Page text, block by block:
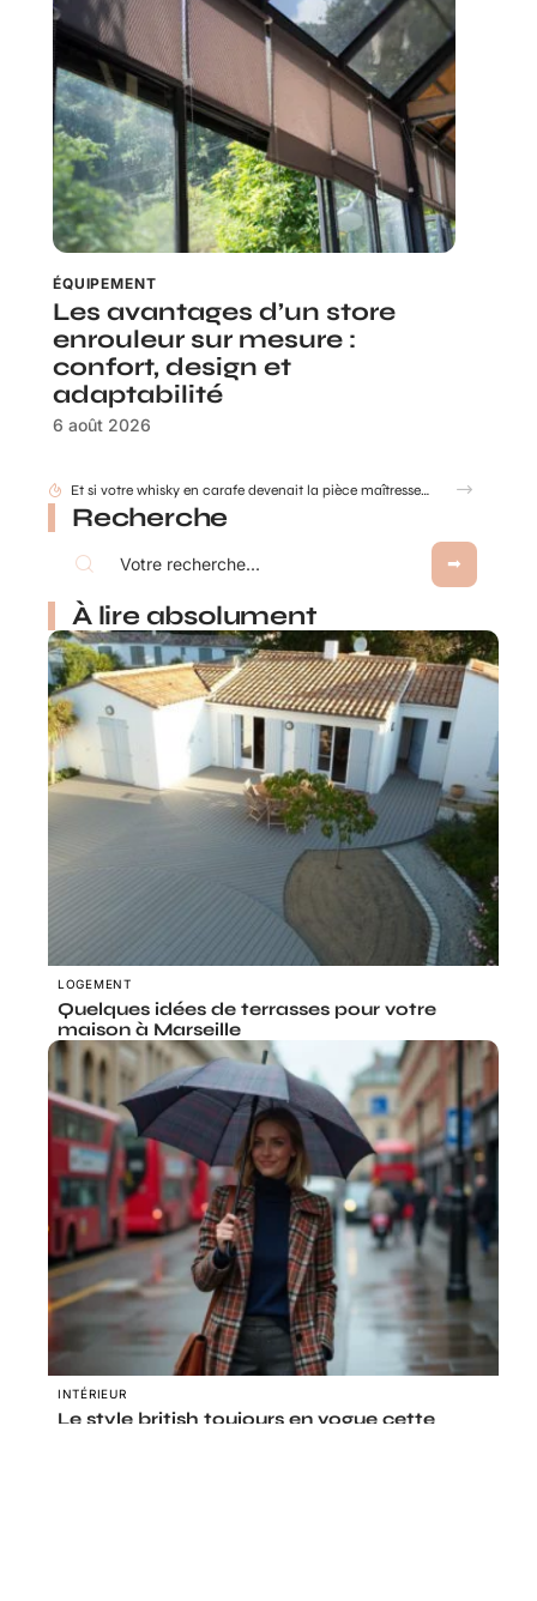
ÉQUIPEMENT
Les avantages d’un store
enrouleur sur mesure :
confort, design et
adaptabilité
6 août 2026
Et si votre whisky en carafe devenait la pièce maîtresse de votre salon ?
Recherche
À lire absolument
LOGEMENT
Quelques idées de terrasses pour votre
maison à Marseille
INTÉRIEUR
Le style british toujours en vogue cette